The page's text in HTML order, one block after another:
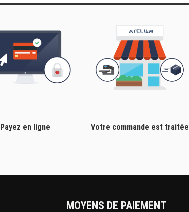
Payez en ligne Votre commande est traitée
MOYENS DE PAIEMENT